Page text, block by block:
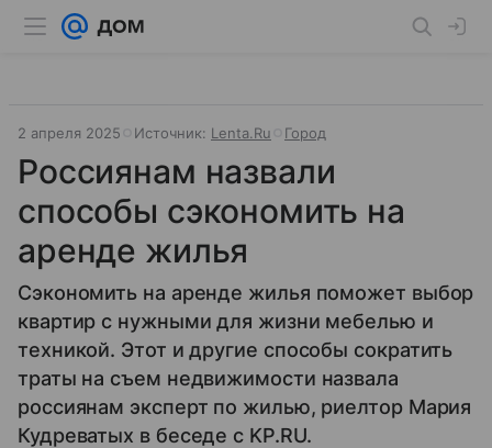
2 апреля 2025 Источник: Lenta.Ru Город
Россиянам назвали
способы сэкономить на
аренде жилья
Сэкономить на аренде жилья поможет выбор
квартир с нужными для жизни мебелью и
техникой. Этот и другие способы сократить
траты на съем недвижимости назвала
россиянам эксперт по жилью, риелтор Мария
Кудреватых в беседе с KP.RU.